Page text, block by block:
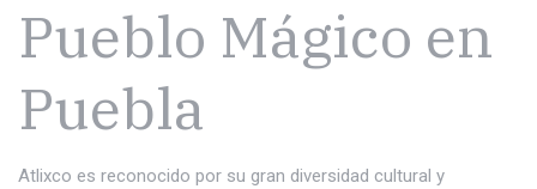
Pueblo Mágico en
Puebla
Atlixco es reconocido por su gran diversidad cultural y